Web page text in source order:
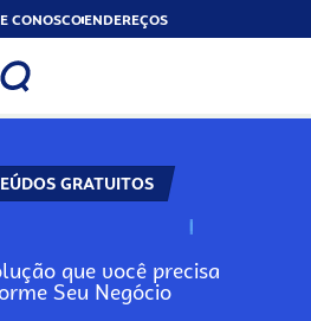
CONOSCOENDEREÇOS
GRATUITOS
N
que você precisa
Seu Negócio